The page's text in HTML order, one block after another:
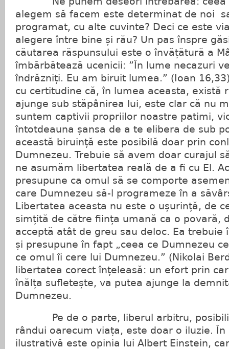
alegem să facem este determinat de noi
programat, cu alte cuvinte? Deci ce este
alegere între bine și rău? Un pas înspre
căutarea răspunsului este o învățătură a
îmbărbătează ucenicii: ”În lume necazuri
îndrăzniți. Eu am biruit lumea.” (Ioan
cu certitudine că, în lumea aceasta, există
ajunge sub stăpânirea lui, este clar că nu
suntem captivii propriilor noastre patimi,
întotdeauna șansa de a te elibera de sub
această biruință este posibilă doar prin
Dumnezeu. Trebuie să avem doar curajul
ne asumăm libertatea reală de a fi cu El.
presupune ca omul să se comporte
care Dumnezeu să-l programeze în a
Libertatea aceasta nu este o ușurință, de
simțită de către ființa umană ca o povară,
acceptă atât de greu sau deloc. Ea trebuie
și presupune în fapt „ceea ce Dumnezeu
ce omul îi cere lui Dumnezeu.” (Nikolai
libertatea corect înțeleasă: un efort prin
înălța sufletește, va putea ajunge la
Dumnezeu.
Pe de o parte, liberul arbitru,
rândui oarecum viața, este doar o iluzie. În
ilustrativă este opinia lui Albert Einstein,